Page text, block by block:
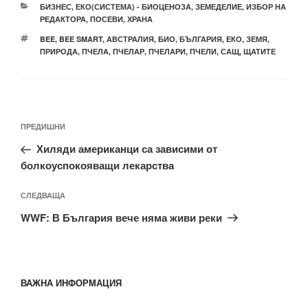
КАТЕГОРИИ
БИЗНЕС, ЕКО(СИСТЕМА) - БИОЦЕНОЗА, ЗЕМЕДЕЛИЕ, ИЗБОР НА
РЕДАКТОРА, ПОСЕВИ, ХРАНА
ЕТИКЕТИ
BEE, BEE SMART, АВСТРАЛИЯ, БИО, БЪЛГАРИЯ, ЕКО, ЗЕМЯ,
ПРИРОДА, ПЧЕЛА, ПЧЕЛАР, ПЧЕЛАРИ, ПЧЕЛИ, САЩ, ЩАТИТЕ
Предишна
публикация
ПРЕДИШНИ
Хиляди американци са зависими от
болкоуспокояващи лекарства
Следваща
публикация
СЛЕДВАЩА
WWF: В България вече няма живи реки
ВАЖНА ИНФОРМАЦИЯ